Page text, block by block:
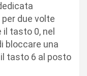
due volte
tasto 0, nel
bloccare una
tasto 6 al posto